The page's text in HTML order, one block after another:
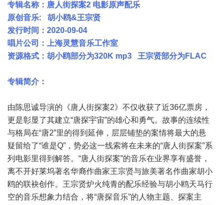
专辑名称：唐人街探案2 电影原声配乐
原创音乐: 胡小鸥&王宗贤
发行时间：2020-09-04
唱片公司：上海灵慧音乐工作室
资源格式：胡小鸥部分为320K mp3 王宗贤部分为FLAC
专辑简介：
由陈思诚导演的《唐人街探案2》不仅收获了近36亿票房，
更是彰显了其建立“唐探宇宙”的雄心和勇气。故事的连续性
与格局在“唐2”里的得到延伸，层层铺垫的案情将最大的悬
疑留给了“谁是Q”，势必这一线索将在未来的“唐人街探案”系
列电影里得到解答。“唐人街探案”的音乐在业界享有盛誉，
离不开好莱坞著名华裔作曲家王宗贤与旅美著名作曲家胡小
鸥的联袂创作。王宗贤炉火纯青的配乐经验与胡小鸥天马行
空的音乐想象力结合，将“唐探音乐”的人物主题、探案主